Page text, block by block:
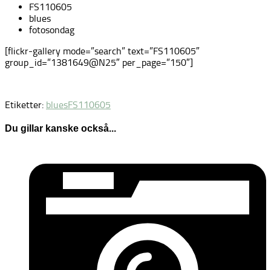
FS110605
blues
fotosondag
[flickr-gallery mode=”search” text=”FS110605″
group_id=”1381649@N25″ per_page=”150″]
Etiketter: bluesFS110605
Du gillar kanske också...